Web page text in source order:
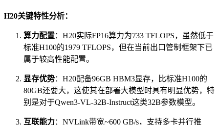
H20关键特性分析：
算力配置：H20实际FP16算力为733 TFLOPS，虽然低于
标准H100的1979 TFLOPS，但在当前出口管制框架下已
属于较高性能配置。
显存优势：H20配备96GB HBM3显存，比标准H100的
80GB还要大，这使其在部署大模型时具有明显优势，特
别是对于Qwen3-VL-32B-Instruct这类32B参数模型。
互联能力：NVLink带宽~600 GB/s，支持多卡并行推